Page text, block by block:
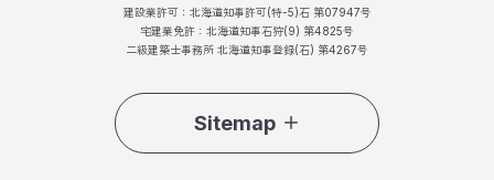
建設業許可：北海道知事許可(特-5)石 第07947号
宅建業免許：北海道知事石狩(9) 第4825号
二級建築士事務所 北海道知事登録(石) 第4267号
Sitemap